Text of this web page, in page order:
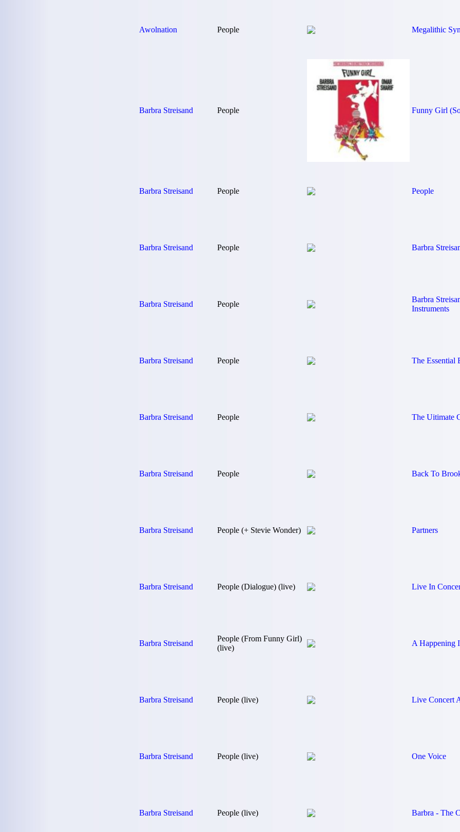
Awolnation People Megalithic
Barbra Streisand People Funny Girl
Barbra Streisand People People
Barbra Streisand People Barbra
Barbra Streisand People
Barbra
Instruments
Barbra Streisand People The Essential
Barbra Streisand People The Uitimate
Barbra Streisand People Back To
Barbra Streisand People (+ Stevie Wonder) Partners
Barbra Streisand People (Dialogue) (live) Live In
Barbra Streisand
People (From Funny Girl)
(live)
A Happening
Barbra Streisand People (live) Live Concert
Barbra Streisand People (live) One Voice
Barbra Streisand People (live) Barbra - The